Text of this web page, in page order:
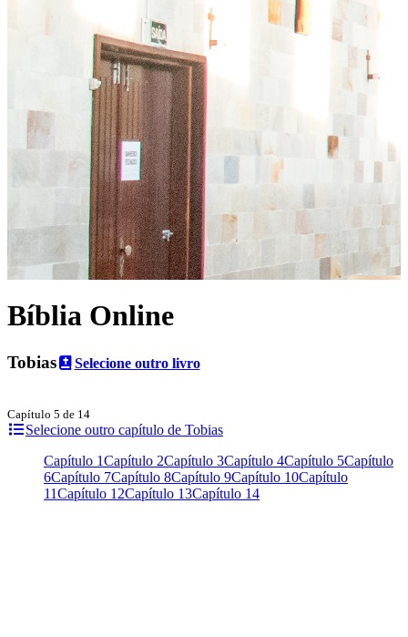
Bíblia Online
Tobias Selecione outro livro
Capítulo 5 de 14
Selecione outro capítulo de Tobias
Capítulo 1Capítulo 2Capítulo 3Capítulo 4Capítulo 5Capítulo
6Capítulo 7Capítulo 8Capítulo 9Capítulo 10Capítulo
11Capítulo 12Capítulo 13Capítulo 14